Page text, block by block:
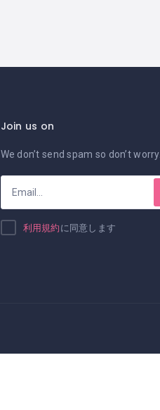
Join us on
We don’t send spam so don’t worry.
利用規約 に同意します